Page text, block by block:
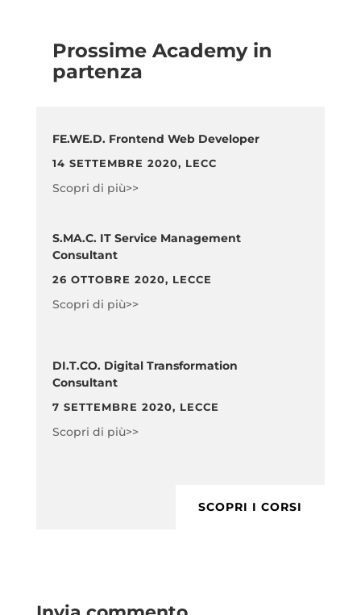
Prossime Academy in
partenza
FE.WE.D. Frontend Web Developer
14 SETTEMBRE 2020, LECC
Scopri di più>>
S.MA.C. IT Service Management
Consultant
26 OTTOBRE 2020, LECCE
Scopri di più>>
DI.T.CO. Digital Transformation
Consultant
7 SETTEMBRE 2020, LECCE
Scopri di più>>
SCOPRI I CORSI